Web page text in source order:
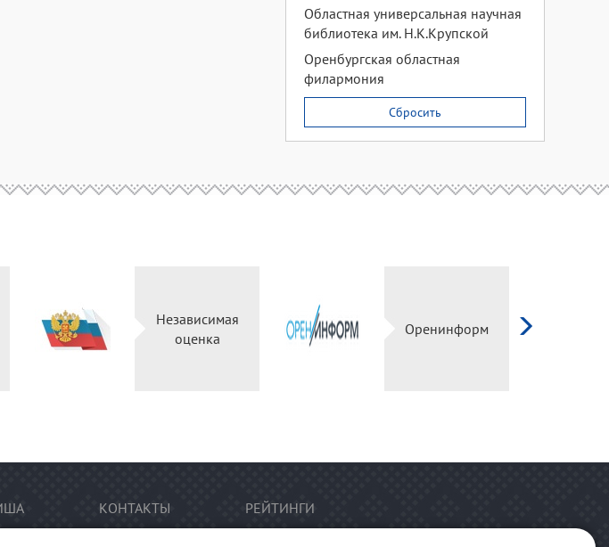
Областная универсальная научная
библиотека им. Н.К.Крупской
Оренбургская областная
филармония
Сбросить
Независимая
оценка
Оренинформ
КОНТАКТЫ РЕЙТИНГИ